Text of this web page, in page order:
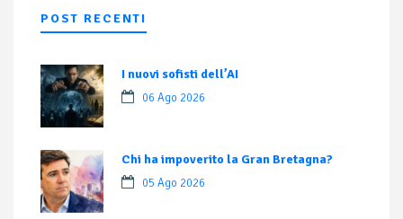
POST RECENTI
I nuovi sofisti dell’AI
06 Ago 2026
Chi ha impoverito la Gran Bretagna?
05 Ago 2026